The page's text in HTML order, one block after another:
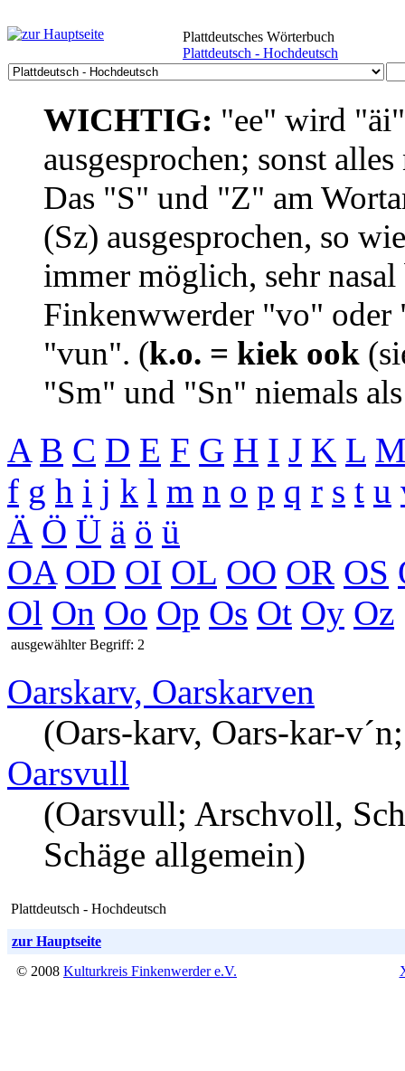
Plattdeutsches Wörterbuch
Plattdeutsch - Hochdeutsch
WICHTIG: "ee" wird
ausgesprochen; sonst
Das "S" und "Z" am
(Sz) ausgesprochen, so
immer möglich, sehr
Finkenwwerder "vo"
"vun". (k.o. = kiek ook
"Sm" und "Sn" niemals
A B C D E F G H I J K L
f g h i j k l m n o p q r s t u
Ä Ö Ü ä ö ü
OA OD OI OL OO OR OS
Ol On Oo Op Os Ot Oy Oz
ausgewählter Begriff: 2
Oarskarv, Oarskarven
(Oars-karv, Oars-kar-
Oarsvull
(Oarsvull; Arschvoll,
Schäge allgemein)
Plattdeutsch - Hochdeutsch
zur Hauptseite
© 2008 Kulturkreis Finkenwerder e.V.